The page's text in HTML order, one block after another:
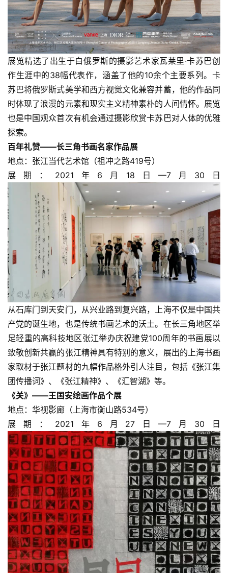
展览精选了出生于白俄罗斯的摄影艺术家瓦莱里·卡苏巴创
作生涯中的38幅代表作，涵盖了他的10余个主要系列。卡
苏巴将俄罗斯式美学和西方视觉文化兼容并蓄，他的作品同
时体现了浪漫的元素和现实主义精神素朴的人间情怀。展览
也是中国观众首次有机会通过摄影欣赏卡苏巴对人体的优雅
探索。
百年礼赞——长三角书画名家作品展
地点：张江当代艺术馆（祖冲之路419号）
展期：2021年6月18日—7月30日
从石库门到天安门，从兴业路到复兴路，上海不仅是中国共
产党的诞生地，也是传统书画艺术的沃土。在长三角地区举
足轻重的高科技地区张江举办庆祝建党100周年的书画展以
致敬创新共赢的张江精神具有特别的意义，展出的上海书画
家取材于张江题材的九幅作品格外引人注目，包括《张江集
团传播词》、《张江精神》、《汇智湖》等。
《关》——王国安绘画作品个展
地点：华视影廊（上海市衡山路534号）
展期：2021年6月27日—7月30日